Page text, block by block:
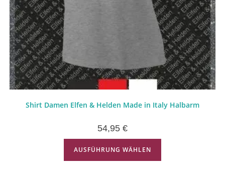
Shirt Damen Elfen & Helden Made in Italy Halbarm
54,95 €
AUSFÜHRUNG WÄHLEN